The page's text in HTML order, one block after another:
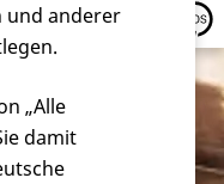
und anderer
„Alle
damit